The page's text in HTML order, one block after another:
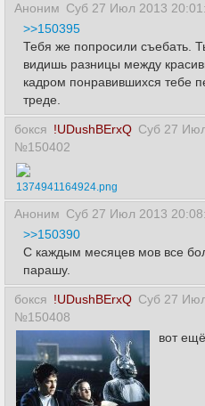
Аноним Суб 27 Июл 2013
>>150395
Тебя же попросили съебать.
видишь разницы между
кадром понравившихся тебе
треде.
бокся !UDushBErxQ Суб 27
№150402
1374941164924.png
Аноним Суб 27 Июл 2013
>>150390
С каждым месяцев мов все
парашу.
бокся !UDushBErxQ Суб 27
№150408
вот